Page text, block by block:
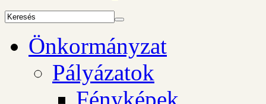
Önkormányzat
Pályázatok